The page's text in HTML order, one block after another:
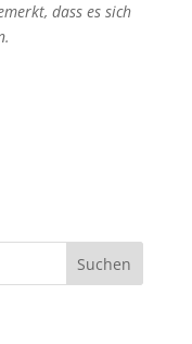
dass es sich